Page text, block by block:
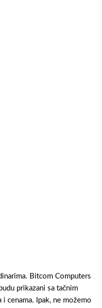
Bitcom Computers
prikazani sa tačnim
cenama. Ipak, ne možemo